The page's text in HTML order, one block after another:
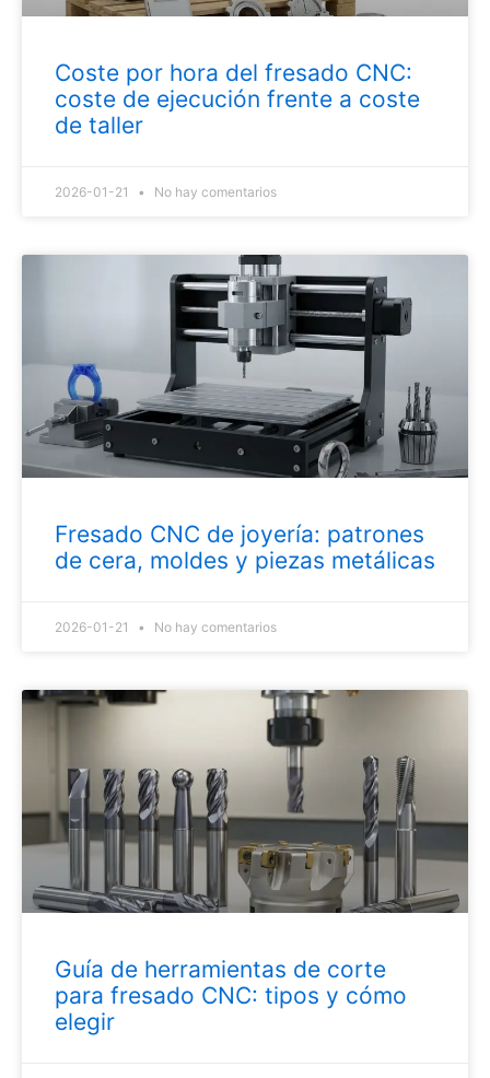
Coste por hora del fresado CNC:
coste de ejecución frente a coste
de taller
2026-01-21 No hay comentarios
Fresado CNC de joyería: patrones
de cera, moldes y piezas metálicas
2026-01-21 No hay comentarios
Guía de herramientas de corte
para fresado CNC: tipos y cómo
elegir